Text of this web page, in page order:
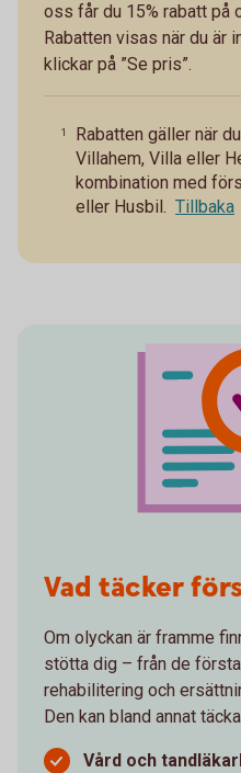
oss får du 15% rabatt på
Rabatten visas när du är
klickar på ”Se pris”.
1
Rabatten gäller när
Villahem, Villa eller
kombination med
eller Husbil. Tillbaka
Vad täcker
Om olyckan är framme
stötta dig – från de
rehabilitering och
Den kan bland annat
Vård och